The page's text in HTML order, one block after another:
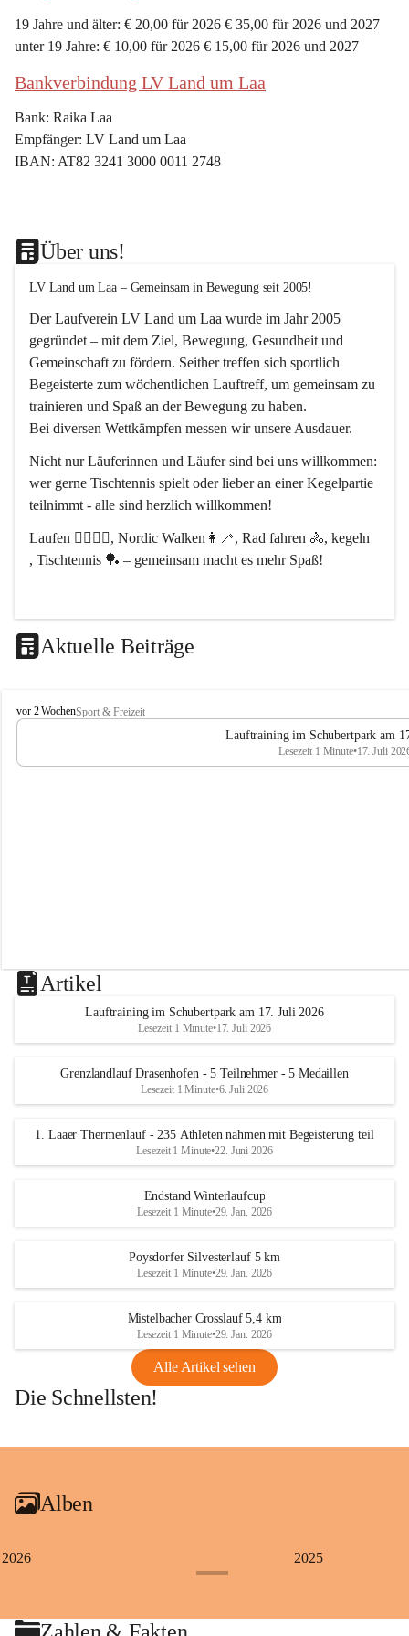
19 Jahre und älter: € 20,00 für 2026 € 35,00 für 2026 und 2027
unter 19 Jahre: € 10,00 für 2026 € 15,00 für 2026 und 2027
Bankverbindung LV Land um Laa
Bank: Raika Laa
Empfänger: LV Land um Laa
IBAN: AT82 3241 3000 0011 2748
Über uns!
LV Land um Laa – Gemeinsam in Bewegung seit 2005!
Der Laufverein LV Land um Laa wurde im Jahr 2005
gegründet – mit dem Ziel, Bewegung, Gesundheit und
Gemeinschaft zu fördern. Seither treffen sich sportlich
Begeisterte zum wöchentlichen Lauftreff, um gemeinsam zu
trainieren und Spaß an der Bewegung zu haben.
Bei diversen Wettkämpfen messen wir unsere Ausdauer.
Nicht nur Läuferinnen und Läufer sind bei uns willkommen:
wer gerne Tischtennis spielt oder lieber an einer Kegelpartie
teilnimmt - alle sind herzlich willkommen!
Laufen 🏃‍♂️🏃‍♀️, Nordic Walken👩‍🦯, Rad fahren 🚴, kegeln
, Tischtennis 🏓 – gemeinsam macht es mehr Spaß!
Aktuelle Beiträge
L
V
a
vor 2 WochenSport & Freizeit
Lauftraining im Schubertpark am
Lesezeit 1 Minute•17. Juli
Artikel
Lauftraining im Schubertpark am 17. Juli 2026
Lesezeit 1 Minute•17. Juli 2026
Grenzlandlauf Drasenhofen - 5 Teilnehmer - 5 Medaillen
Lesezeit 1 Minute•6. Juli 2026
1. Laaer Thermenlauf - 235 Athleten nahmen mit Begeisterung teil
Lesezeit 1 Minute•22. Juni 2026
Endstand Winterlaufcup
Lesezeit 1 Minute•29. Jan. 2026
Poysdorfer Silvesterlauf 5 km
Lesezeit 1 Minute•29. Jan. 2026
Mistelbacher Crosslauf 5,4 km
Lesezeit 1 Minute•29. Jan. 2026
Alle Artikel sehen
Die Schnellsten!
+1
Alben
2026 2025
Zahlen & Fakten